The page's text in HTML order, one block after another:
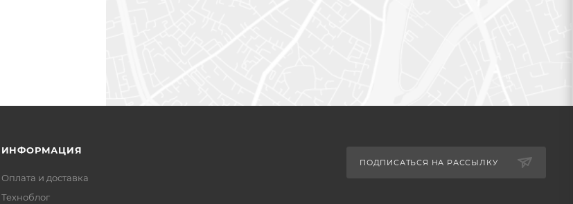
ИНФОРМАЦИЯ
Оплата и доставка
Техноблог
ПОДПИСАТЬСЯ НА РАССЫЛКУ